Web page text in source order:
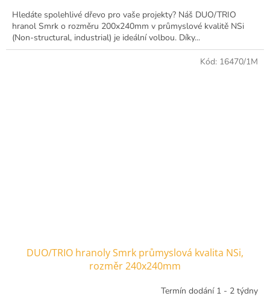
Hledáte spolehlivé dřevo pro vaše projekty? Náš DUO/TRIO
hranol Smrk o rozměru 200x240mm v průmyslové kvalitě NSi
(Non-structural, industrial) je ideální volbou. Díky...
DUO/TRIO hranoly Smrk průmyslová kvalita NSi,
rozměr 240x240mm
Termín dodání 1 - 2 týdny
Kód: 16470/1M